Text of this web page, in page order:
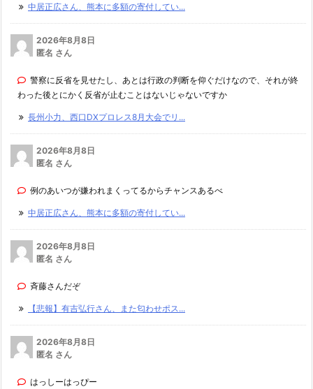
中居正広さん、熊本に多額の寄付してい...
2026年8月8日
匿名 さん
警察に反省を見せたし、あとは行政の判断を仰ぐだけなので、それが終
わった後とにかく反省が止むことはないじゃないですか
長州小力、西口DXプロレス8月大会でリ...
2026年8月8日
匿名 さん
例のあいつが嫌われまくってるからチャンスあるべ
中居正広さん、熊本に多額の寄付してい...
2026年8月8日
匿名 さん
斉藤さんだぞ
【悲報】有吉弘行さん、また匂わせポス...
2026年8月8日
匿名 さん
はっしーはっぴー